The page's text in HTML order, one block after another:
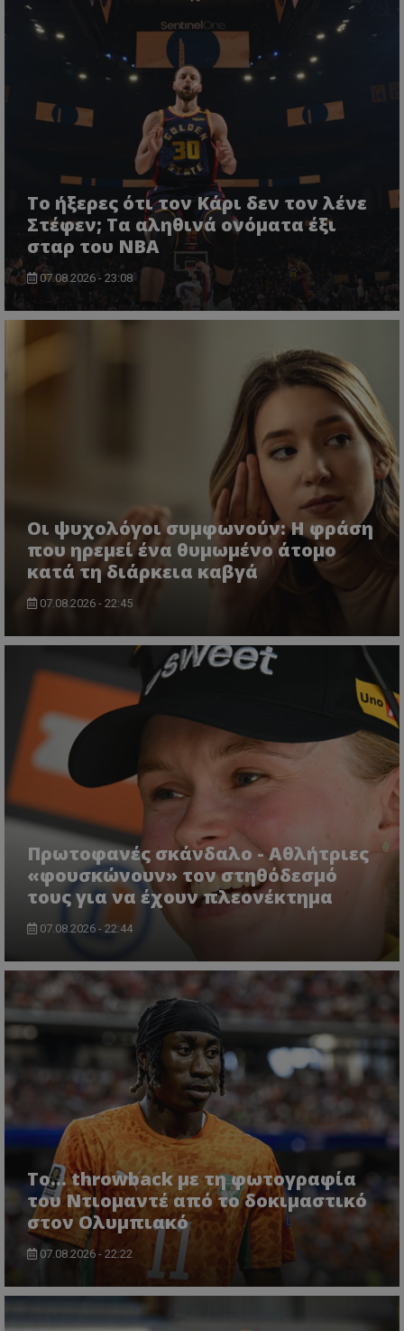
Το ήξερες ότι τον Κάρι δεν τον λένε
Στέφεν; Τα αληθινά ονόματα έξι
σταρ του NBA
07.08.2026 - 23:08
Οι ψυχολόγοι συμφωνούν: Η φράση
που ηρεμεί ένα θυμωμένο άτομο
κατά τη διάρκεια καβγά
07.08.2026 - 22:45
Πρωτοφανές σκάνδαλο - Aθλήτριες
«φουσκώνουν» τον στηθόδεσμό
τους για να έχουν πλεονέκτημα
07.08.2026 - 22:44
Το... throwback με τη φωτογραφία
του Ντιομαντέ από το δοκιμαστικό
στον Ολυμπιακό
07.08.2026 - 22:22